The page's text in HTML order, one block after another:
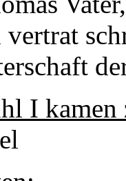
vertrat
I kamen